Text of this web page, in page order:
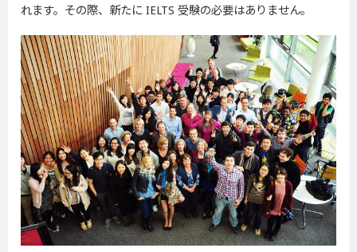
れます。その際、新たに IELTS 受験の必要はありません。